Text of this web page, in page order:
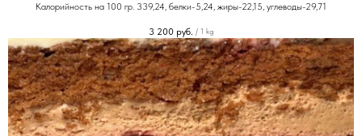
Калорийность на 100 гр. 339,24, белки-5,24, жиры-22,15, углеводы-29,71
3 200 руб. / 1 kg